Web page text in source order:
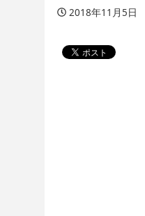
投稿日
2018年11月5日